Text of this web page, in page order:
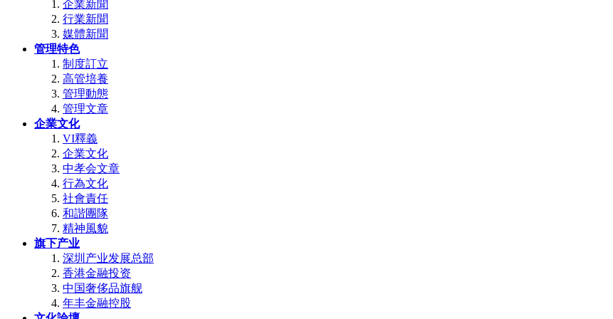
企業新聞
行業新聞
媒體新聞
管理特色
制度訂立
高管培養
管理動態
管理文章
企業文化
VI釋義
企業文化
中孝会文章
行為文化
社會責任
和諧團隊
精神風貌
旗下产业
深圳产业发展总部
香港金融投资
中国奢侈品旗舰
年丰金融控股